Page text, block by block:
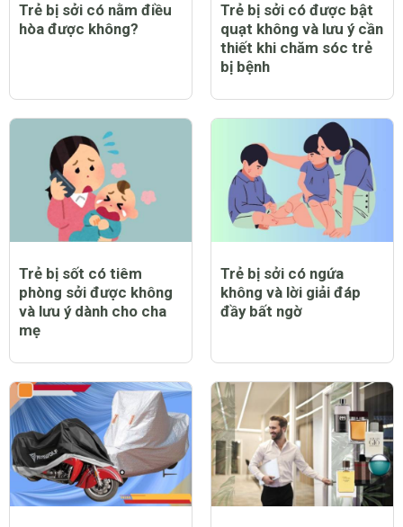
Trẻ bị sởi có nằm điều
hòa được không?
Trẻ bị sởi có được bật
quạt không và lưu ý cần
thiết khi chăm sóc trẻ
bị bệnh
Trẻ bị sốt có tiêm
phòng sởi được không
và lưu ý dành cho cha
mẹ
Trẻ bị sởi có ngứa
không và lời giải đáp
đầy bất ngờ